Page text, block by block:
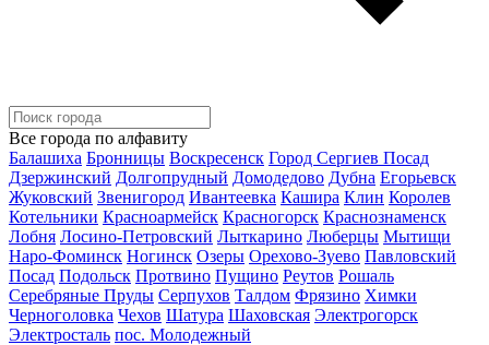
Все города по алфавиту
Балашиха Бронницы Воскресенск Город Сергиев Посад
Дзержинский Долгопрудный Домодедово Дубна Егорьевск
Жуковский Звенигород Ивантеевка Кашира Клин Королев
Котельники Красноармейск Красногорск Краснознаменск
Лобня Лосино-Петровский Лыткарино Люберцы Мытищи
Наро-Фоминск Ногинск Озеры Орехово-Зуево Павловский
Посад Подольск Протвино Пущино Реутов Рошаль
Серебряные Пруды Серпухов Талдом Фрязино Химки
Черноголовка Чехов Шатура Шаховская Электрогорск
Электросталь пос. Молодежный